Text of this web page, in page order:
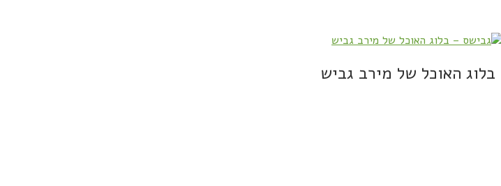
בלוג האוכל של מירב גביש